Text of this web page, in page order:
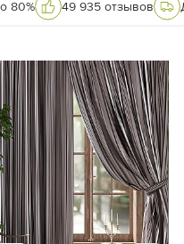
80% 49 935 отзывов